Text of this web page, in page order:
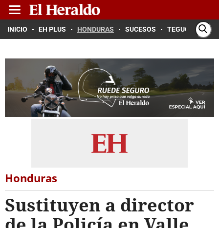
INICIO EH PLUS HONDURAS SUCESOS TEGUCIGALPA
Honduras
Sustituyen a director